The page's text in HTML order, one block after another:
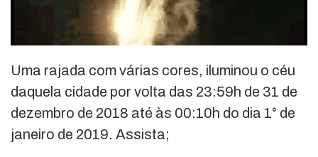
Uma rajada com várias cores, iluminou o céu
daquela cidade por volta das 23:59h de 31 de
dezembro de 2018 até às 00:10h do dia 1° de
janeiro de 2019. Assista;